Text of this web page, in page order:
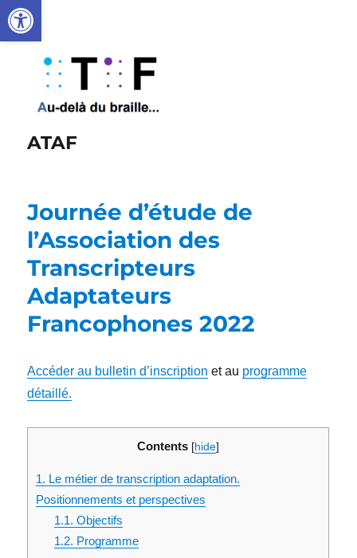
Ouvrir la barre d’outils
ATAF
Journée d’étude de
l’Association des
Transcripteurs
Adaptateurs
Francophones 2022
Accéder au bulletin d’inscription et au programme
détaillé.
Contents [hide]
1. Le métier de transcription adaptation.
Positionnements et perspectives
1.1. Objectifs
1.2. Programme